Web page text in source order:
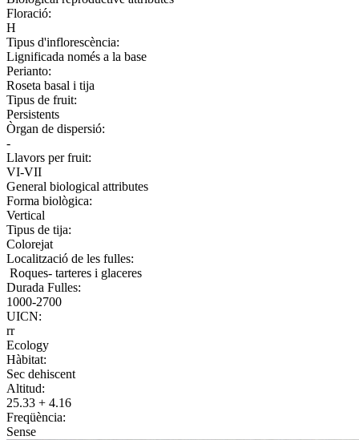
Floració:
H
Tipus d'inflorescència:
Lignificada només a la base
Perianto:
Roseta basal i tija
Tipus de fruit:
Persistents
Òrgan de dispersió:
-
Llavors per fruit:
VI-VII
General biological attributes
Forma biològica:
Vertical
Tipus de tija:
Colorejat
Localització de les fulles:
Roques- tarteres i glaceres
Durada Fulles:
1000-2700
UICN:
rr
Ecology
Hàbitat:
Sec dehiscent
Altitud:
25.33 + 4.16
Freqüència:
Sense